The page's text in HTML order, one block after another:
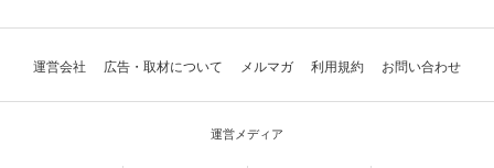
運営会社 広告・取材について メルマガ 利用規約 お問い合わせ
運営メディア